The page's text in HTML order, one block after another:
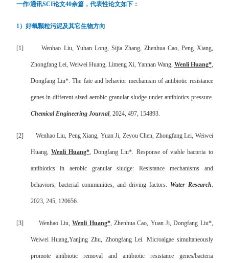
一作/通讯SCI论文40余篇，代表性论文如下：
1）好氧颗粒污泥及其它生物方向
[1] Wenhao Liu, Yuhan Long, Sijia Zhang, Zhenhua Cao, Peng Xiang,
Zhongfang Lei, Weiwei Huang, Limeng Xi, Yannan Wang, Wenli Huang*,
Dongfang Liu*. The fate and behavior mechanism of antibiotic resistance
genes in different-sized aerobic granular sludge under antibiotics pressure.
Chemical Engineering Journal, 2024, 497, 154893.
[2] Wenhao Liu, Peng Xiang, Yuan Ji, Zeyou Chen, Zhongfang Lei, Weiwei
Huang, Wenli Huang*, Dongfang Liu*. Response of viable bacteria to
antibiotics in aerobic granular sludge: Resistance mechanisms and
behaviors, bacterial communities, and driving factors. Water Research.
2023, 245, 120656.
[3] Wenhao Liu,Wenli Huang*, Zhenhua Cao, Yuan Ji, Dongfang Liu*,
Weiwei Huang,Yanjing Zhu, Zhongfang Lei. Microalgae simultaneously
promote antibiotic removal and antibiotic resistance genes/bacteria